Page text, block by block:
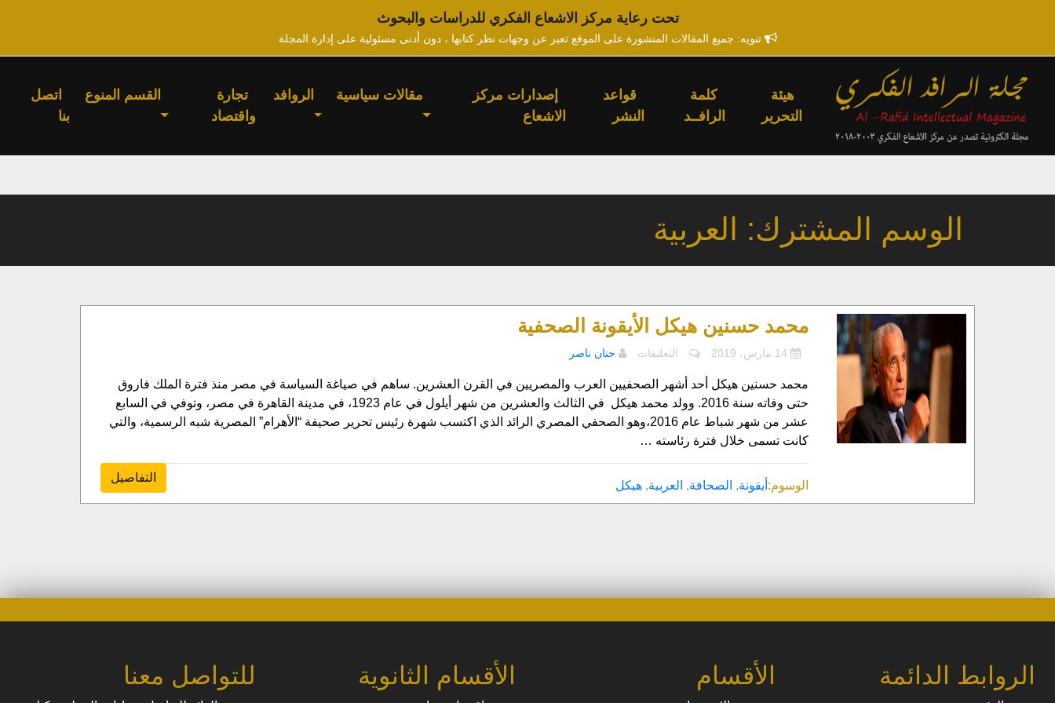
تحت رعاية مركز الاشعاع الفكري للدراسات والبحوث
تنويه: جميع المقالات المنشورة على الموقع تعبر عن وجهات نظر كتابها ، دون أدنى مسئولية على إدارة المجلة
هيئة
التحرير
كلمة
الرافــد
قواعد
النشر
إصدارات مركز
الاشعاع
مقالات سياسية الروافد
تجارة
واقتصاد
القسم المنوع
اتصل
بنا
الوسم المشترك: العربية
محمد حسنين هيكل الأيقونة الصحفية
التعليقات
على
حسنين
هيكل
الأيقونة
الصحفية
حنان ناصر
محمد حسنين هيكل أحد أشهر الصحفيين العرب والمصريين في القرن العشرين. ساهم في صياغة السياسة في مصر منذ فترة الملك فاروق
حتى وفاته سنة 2016. وولد محمد هيكل في الثالث والعشرين من شهر أيلول في عام 1923، في مدينة القاهرة في مصر، وتوفي في السابع
عشر من شهر شباط عام 2016،وهو الصحفي المصري الرائد الذي اكتسب شهرة رئيس تحرير صحيفة “الأهرام” المصرية شبه الرسمية، والتي
كانت تسمى خلال فترة رئاسته …
التفاصيل
الوسوم: أيقونة, الصحافة, العربية,هيكل
الروابط الدائمة الأقسام الأقسام الثانوية للتواصل معنا